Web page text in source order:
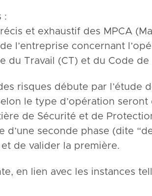
:
et exhaustif des MPCA
l’entreprise concernant
du Travail (CT) et du Code de
risques débute par
le type d’opération
de Sécurité et de
seconde phase (dite
de valider la première.
en lien avec les instances